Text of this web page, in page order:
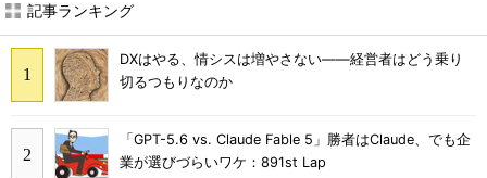
記事ランキング
DXはやる、情シスは増やさない――経営者はどう乗り
切るつもりなのか
「GPT-5.6 vs. Claude Fable 5」勝者はClaude、でも企
業が選びづらいワケ：891st Lap